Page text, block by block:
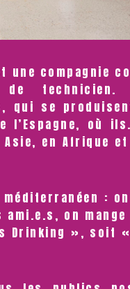
une compagnie
de
qui se
l’Espagne, où
en Afrique
:
on mange
Drinking », soit